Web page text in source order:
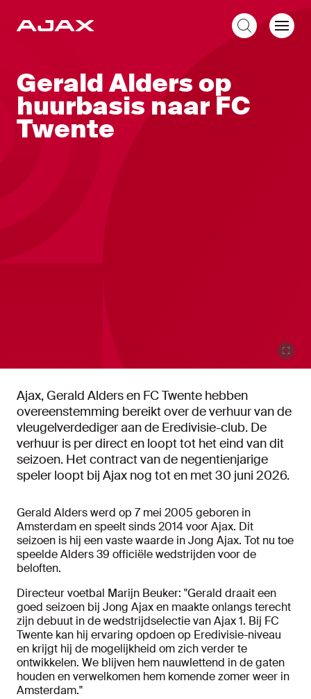
Gerald Alders op
huurbasis naar FC
Twente
Ajax, Gerald Alders en FC Twente hebben
overeenstemming bereikt over de verhuur van de
vleugelverdediger aan de Eredivisie-club. De
verhuur is per direct en loopt tot het eind van dit
seizoen. Het contract van de negentienjarige
speler loopt bij Ajax nog tot en met 30 juni 2026.
Gerald Alders werd op 7 mei 2005 geboren in
Amsterdam en speelt sinds 2014 voor Ajax. Dit
seizoen is hij een vaste waarde in Jong Ajax. Tot nu toe
speelde Alders 39 officiële wedstrijden voor de
beloften.
Directeur voetbal Marijn Beuker: "Gerald draait een
goed seizoen bij Jong Ajax en maakte onlangs terecht
zijn debuut in de wedstrijdselectie van Ajax 1. Bij FC
Twente kan hij ervaring opdoen op Eredivisie-niveau
en krijgt hij de mogelijkheid om zich verder te
ontwikkelen. We blijven hem nauwlettend in de gaten
houden en verwelkomen hem komende zomer weer in
Amsterdam."